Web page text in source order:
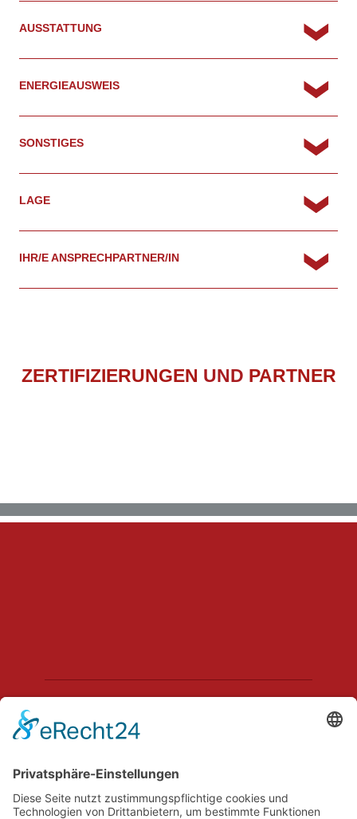
AUSSTATTUNG
ENERGIEAUSWEIS
SONSTIGES
LAGE
IHR/E ANSPRECHPARTNER/IN
ZERTIFIZIERUNGEN UND PARTNER
Schwachhauser Heerstr. 18
28209 Bremen